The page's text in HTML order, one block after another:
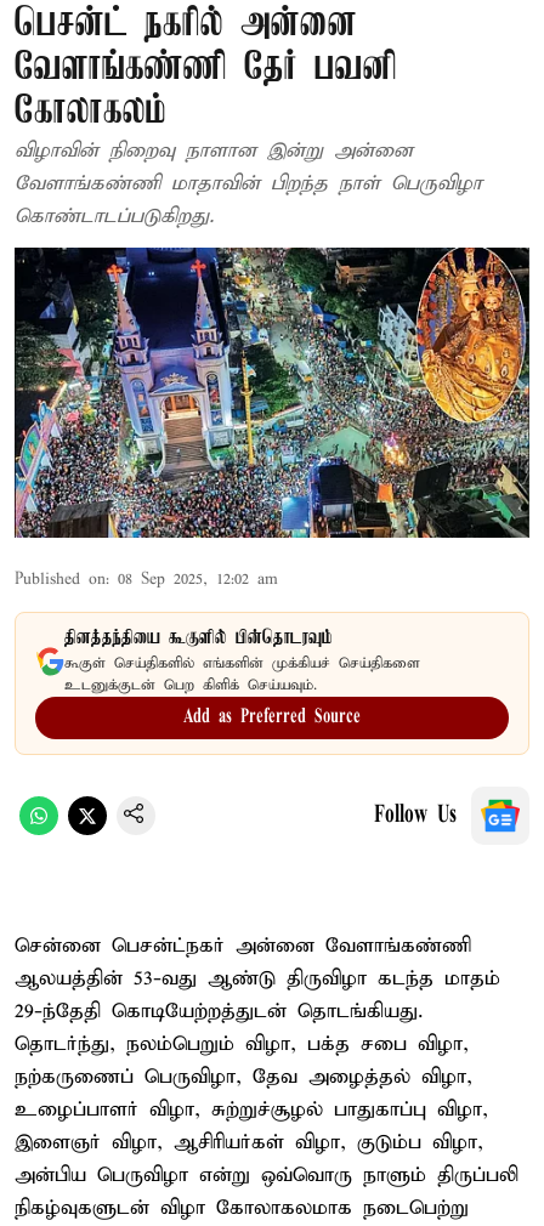
பெசன்ட் நகரில் அன்னை
வேளாங்கண்ணி தேர் பவனி
கோலாகலம்
விழாவின் நிறைவு நாளான இன்று அன்னை
வேளாங்கண்ணி மாதாவின் பிறந்த நாள் பெருவிழா
கொண்டாடப்படுகிறது.
Published on: 08 Sep 2025, 12:02 am
தினத்தந்தியை கூகுளில் பின்தொடரவும்
கூகுள் செய்திகளில் எங்களின் முக்கியச் செய்திகளை
உடனுக்குடன் பெற கிளிக் செய்யவும்.
Add as Preferred Source
Follow Us
சென்னை பெசன்ட்நகர் அன்னை வேளாங்கண்ணி
ஆலயத்தின் 53-வது ஆண்டு திருவிழா கடந்த மாதம்
29-ந்தேதி கொடியேற்றத்துடன் தொடங்கியது.
தொடர்ந்து, நலம்பெறும் விழா, பக்த சபை விழா,
நற்கருணைப் பெருவிழா, தேவ அழைத்தல் விழா,
உழைப்பாளர் விழா, சுற்றுச்சூழல் பாதுகாப்பு விழா,
இளைஞர் விழா, ஆசிரியர்கள் விழா, குடும்ப விழா,
அன்பிய பெருவிழா என்று ஒவ்வொரு நாளும் திருப்பலி
நிகழ்வுகளுடன் விழா கோலாகலமாக நடைபெற்று